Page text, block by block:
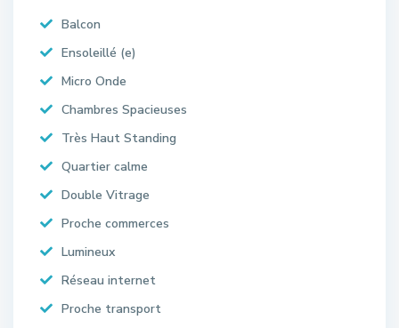
Balcon
Ensoleillé (e)
Micro Onde
Chambres Spacieuses
Très Haut Standing
Quartier calme
Double Vitrage
Proche commerces
Lumineux
Réseau internet
Proche transport